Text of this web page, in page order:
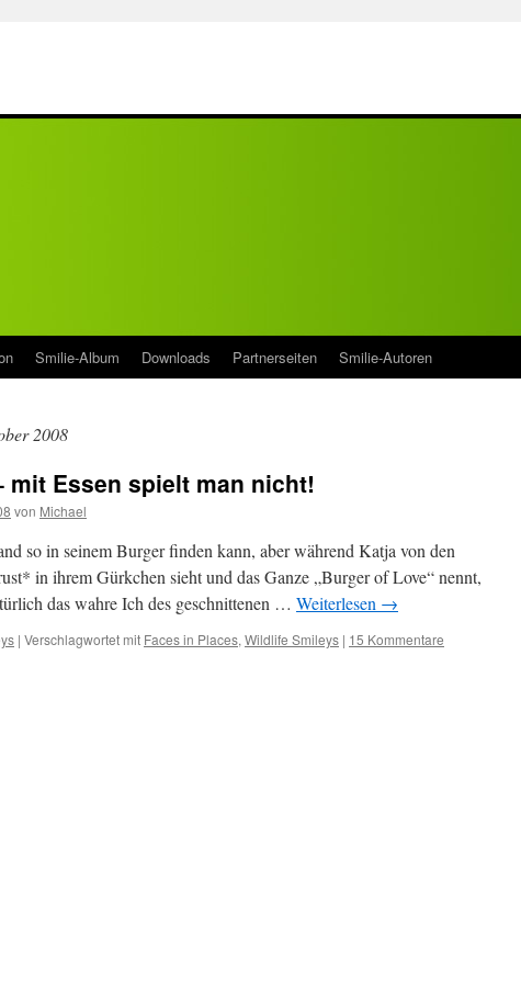
Smilie-Album Downloads Partnerseiten Smilie-Autoren
2008
mit Essen spielt man nicht!
von Michael
so in seinem Burger finden kann, aber während Katja von den
in ihrem Gürkchen sieht und das Ganze „Burger of Love“ nennt,
das wahre Ich des geschnittenen … Weiterlesen →
| Verschlagwortet mit Faces in Places, Wildlife Smileys | 15 Kommentare